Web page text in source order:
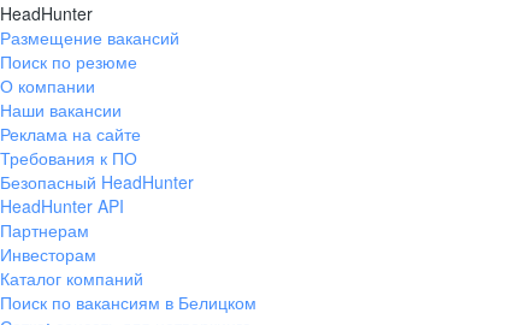
HeadHunter
Размещение вакансий
Поиск по резюме
О компании
Наши вакансии
Реклама на сайте
Требования к ПО
Безопасный HeadHunter
HeadHunter API
Партнерам
Инвесторам
Каталог компаний
Поиск по вакансиям в Белицком